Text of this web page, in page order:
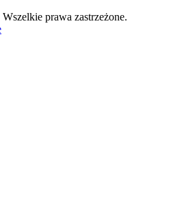
prawa zastrzeżone.